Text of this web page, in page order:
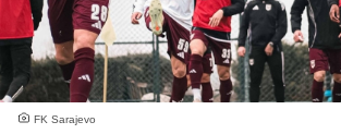
FK Sarajevo